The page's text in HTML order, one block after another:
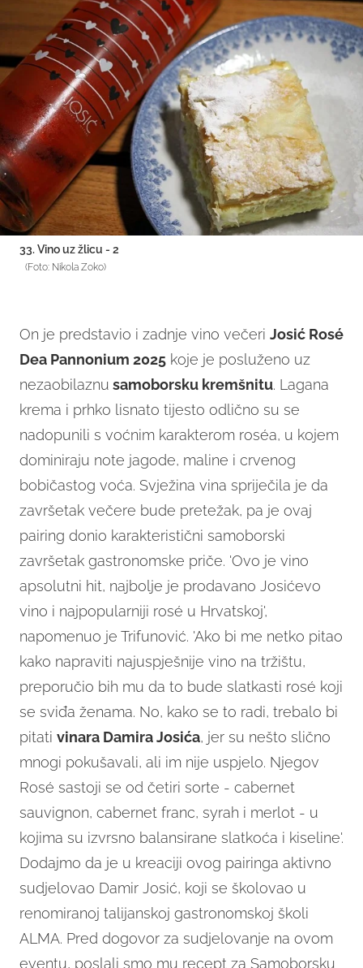
33. Vino uz žlicu - 2
(Foto: Nikola Zoko)
On je predstavio i zadnje vino večeri Josić Rosé
Dea Pannonium 2025 koje je posluženo uz
nezaobilaznu samoborsku kremšnitu. Lagana
krema i prhko lisnato tijesto odlično su se
nadopunili s voćnim karakterom roséa, u kojem
dominiraju note jagode, maline i crvenog
bobičastog voća. Svježina vina spriječila je da
završetak večere bude pretežak, pa je ovaj
pairing donio karakteristični samoborski
završetak gastronomske priče. 'Ovo je vino
apsolutni hit, najbolje je prodavano Josićevo
vino i najpopularniji rosé u Hrvatskoj',
napomenuo je Trifunović. 'Ako bi me netko pitao
kako napraviti najuspješnije vino na tržištu,
preporučio bih mu da to bude slatkasti rosé koji
se sviđa ženama. No, kako se to radi, trebalo bi
pitati vinara Damira Josića, jer su nešto slično
mnogi pokušavali, ali im nije uspjelo. Njegov
Rosé sastoji se od četiri sorte - cabernet
sauvignon, cabernet franc, syrah i merlot - u
kojima su izvrsno balansirane slatkoća i kiseline'.
Dodajmo da je u kreaciji ovog pairinga aktivno
sudjelovao Damir Josić, koji se školovao u
renomiranoj talijanskoj gastronomskoj školi
ALMA. Pred dogovor za sudjelovanje na ovom
eventu, poslali smo mu recept za Samoborsku